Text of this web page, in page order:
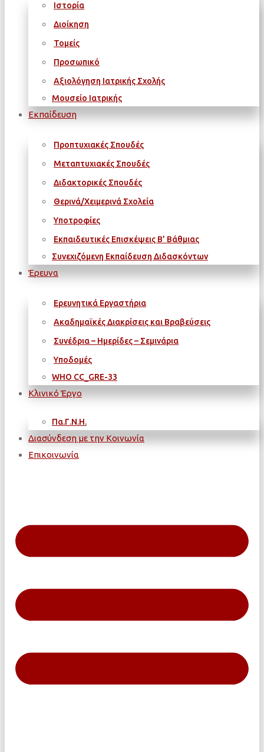
Ιστορία
Διοίκηση
Τομείς
Προσωπικό
Αξιολόγηση Ιατρικής Σχολής
Μουσείο Ιατρικής
Εκπαίδευση
Προπτυχιακές Σπουδές
Μεταπτυχιακές Σπουδές
Διδακτορικές Σπουδές
Θερινά/Χειμερινά Σχολεία
Υποτροφίες
Εκπαιδευτικές Επισκέψεις Β’ Βάθμιας
Συνεχιζόμενη Εκπαίδευση Διδασκόντων
Έρευνα
Ερευνητικά Εργαστήρια
Ακαδημαϊκές Διακρίσεις και Βραβεύσεις
Συνέδρια – Ημερίδες – Σεμινάρια
Υποδομές
WΗΟ CC_GRE-33
Κλινικό Έργο
Πα.Γ.Ν.Η.
Διασύνδεση με την Κοινωνία
Επικοινωνία